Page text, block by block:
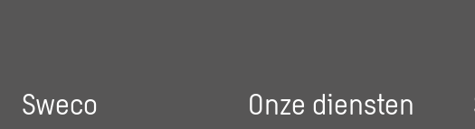
Sweco Onze diensten